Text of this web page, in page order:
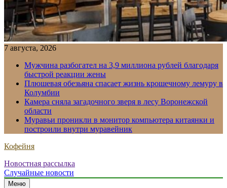
7 августа, 2026
Мужчина разбогател на 3,9 миллиона рублей благодаря
быстрой реакции жены
Плюшевая обезьяна спасает жизнь крошечному лемуру в
Колумбии
Камера сняла загадочного зверя в лесу Воронежской
области
Муравьи проникли в монитор компьютера китаянки и
построили внутри муравейник
Кофейня
Новостная рассылка
Случайные новости
Меню